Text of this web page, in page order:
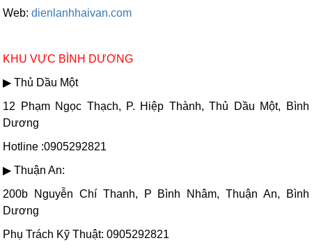
Web:dienlanhhaivan.com
KHU VỰC BÌNH DƯƠNG
▶ Thủ Dầu Một
12 Phạm Ngọc Thạch, P. Hiệp Thành, Thủ Dầu Một, Bình
Dương
Hotline :0905292821
▶ Thuận An:
200b Nguyễn Chí Thanh, P Bình Nhâm, Thuận An, Bình
Dương
Phụ Trách Kỹ Thuật: 0905292821